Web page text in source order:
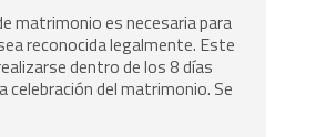
matrimonio es necesaria para
reconocida legalmente. Este
dentro de los 8 días
celebración del matrimonio. Se